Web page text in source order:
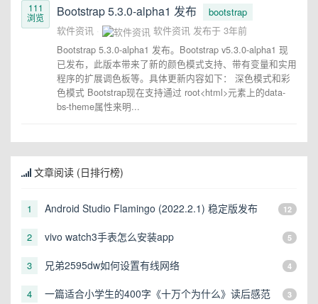
111
浏览
Bootstrap 5.3.0-alpha1 发布
bootstrap
软件资讯
软件资讯 发布于 3年前
Bootstrap 5.3.0-alpha1 发布。Bootstrap v5.3.0-alpha1 现
已发布，此版本带来了新的颜色模式支持、带有变量和实用
程序的扩展调色板等。具体更新内容如下： 深色模式和彩
色模式 Bootstrap现在支持通过 root<html>元素上的data-
bs-theme属性来明...
文章阅读 (日排行榜)
1 Android Studio Flamingo (2022.2.1) 稳定版发布 12
2 vivo watch3手表怎么安装app 5
3 兄弟2595dw如何设置有线网络 4
4
一篇适合小学生的400字《十万个为什么》读后感范
3